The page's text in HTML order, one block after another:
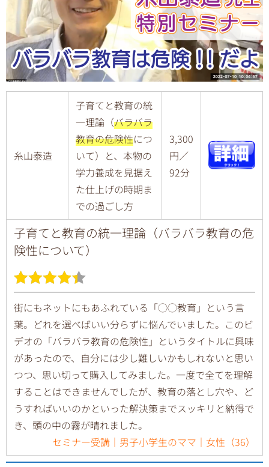
糸山泰造
子育てと教育の統
一理論（バラバラ
教育の危険性につ
いて）と、本物の
学力養成を見据え
た仕上げの時期ま
での過ごし方
3,300
円／
92分
子育てと教育の統一理論（バラバラ教育の危
険性について）
街にもネットにもあふれている「◯◯教育」という言
葉。どれを選べばいい分らずに悩んでいました。このビ
デオの「バラバラ教育の危険性」というタイトルに興味
があったので、自分には少し難しいかもしれないと思い
つつ、思い切って購入してみました。一度で全てを理解
することはできませんでしたが、教育の落とし穴や、ど
うすればいいのかといった解決策までスッキリと納得で
き、頭の中の霧が晴れました。
セミナー受講｜男子小学生のママ｜女性（36）